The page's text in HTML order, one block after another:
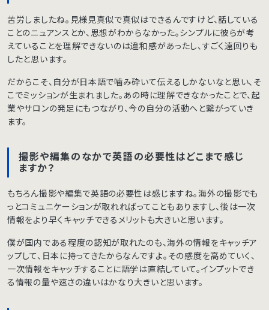
苦労しましたね。見様見真似で真似はできるんですけど、話している
ことのニュアンスとか、思想がわからなかった。シンプルに彼らが考
えていることを理解できないのは違和感があったし、すごく遠回りも
したと思います。
だからこそ、自分が日本語で噛み砕いて伝えるしかないなと思い、そ
こでミッションが生まれました。あの時に理解できなかったことで、起
業やサロンの発足にもつながり、今の自分の活動へと繋がっていき
ます。
撮影や編集のなかで英語の必要性はどこまで感じ
ますか？
もちろん撮影や編集で英語の必要性は感じますね。海外の撮影でも
っとコミュニケーションが取れればってこともありますし、後は一次
情報をより早くキャッチできるメリットも大きいと思います。
僕が国内である程度の認知が取れたのも、海外の情報をキャッチア
ップして、日本に持ってきたからなんですよ。その感度を高めていく、
一次情報をキャッチすることに語学は直結していて。インプットでき
る情報の量や速さの違いはかなり大きいと思います。